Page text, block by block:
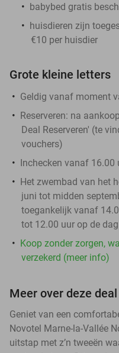
babybed gratis
huisdieren zijn
€10 per huisdier
Grote kleine letters
Geldig vanaf moment
Reserveren: na
Deal Reserveren' (te
vouchers)
Inchecken vanaf 16.00
Het zwembad van het
juni tot midden
toegankelijk vanaf
tot 12.00 uur op de
Koop zonder zorgen,
verzekerd (meer info)
Meer over deze deal
Geniet van een
Novotel Marne-la-Vallée
uitstap met z’n tweeën